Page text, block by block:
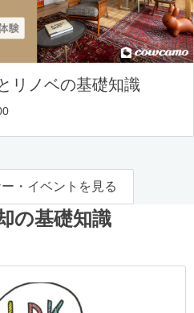
リノベの基礎知識
・イベントを見る
の基礎知識